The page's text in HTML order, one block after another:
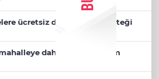
ücretsiz danışmanlık desteği
daha sportif yatırım